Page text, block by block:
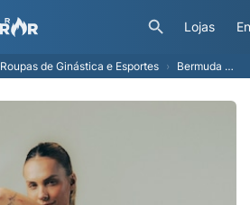
Lojas
Roupas de Ginástica e Esportes Bermuda Feminina Olympikus Corre com Bolso